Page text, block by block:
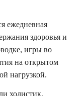
ежедневная
здоровья и
игры во
на открытом
нагрузкой.
холистик,